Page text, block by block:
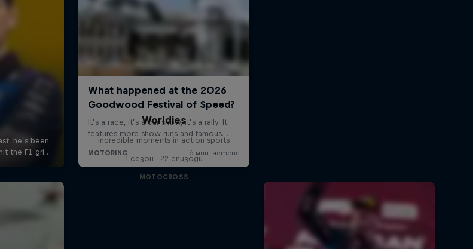
Worldies
Incredible moments in action sports
1 сезон · 22 епизоди
MOTOCROSS